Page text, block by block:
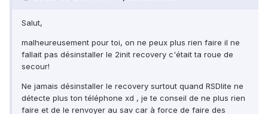
Salut,
malheureusement pour toi, on ne peux plus rien faire il ne
fallait pas désinstaller le 2init recovery c'était ta roue de
secour!
Ne jamais désinstaller le recovery surtout quand RSDlite ne
détecte plus ton téléphone xd , je te conseil de ne plus rien
faire et de le renvoyer au sav car à force de faire des